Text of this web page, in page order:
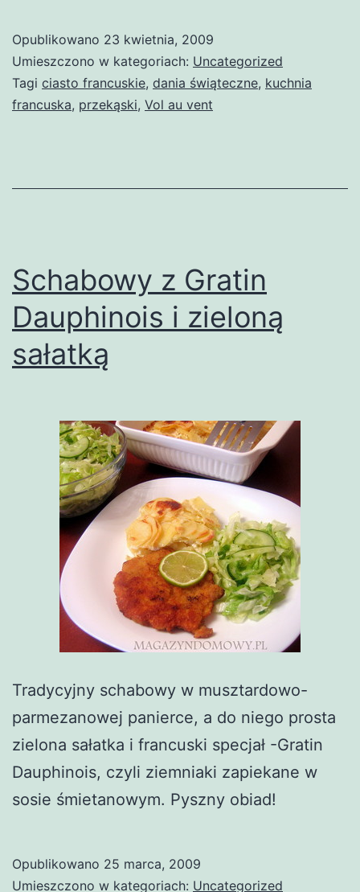
Opublikowano 23 kwietnia, 2009
Umieszczono w kategoriach: Uncategorized
Tagi ciasto francuskie, dania świąteczne, kuchnia
francuska, przekąski, Vol au vent
Schabowy z Gratin
Dauphinois i zieloną
sałatką
Tradycyjny schabowy w musztardowo-
parmezanowej panierce, a do niego prosta
zielona sałatka i francuski specjał -Gratin
Dauphinois, czyli ziemniaki zapiekane w
sosie śmietanowym. Pyszny obiad!
Opublikowano 25 marca, 2009
Umieszczono w kategoriach: Uncategorized